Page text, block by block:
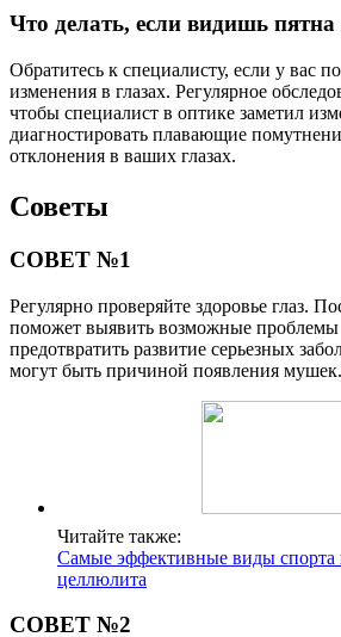
Что делать, если видишь пятна
Обратитесь к специалисту, если у вас
изменения в глазах. Регулярное
чтобы специалист в оптике заметил
диагностировать плавающие
отклонения в ваших глазах.
Советы
СОВЕТ №1
Регулярно проверяйте здоровье глаз.
поможет выявить возможные проблемы
предотвратить развитие серьезных
могут быть причиной появления мушек.
Читайте также:
Самые эффективные виды спорта
целлюлита
СОВЕТ №2